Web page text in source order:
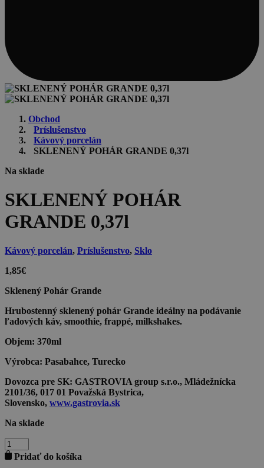
Obchod
Príslušenstvo
Kávový porcelán
SKLENENÝ POHÁR GRANDE 0,37l
Na sklade
SKLENENÝ POHÁR
GRANDE 0,37l
Kávový porcelán, Príslušenstvo, Sklo
1,85€
Sklenený Pohár Grande
Hrubostenný sklenený pohár Grande ideálny na podávanie
ľadových káv, smoothie, frappé, milkshakes.
Objem: 370ml
Výrobca: Pasabahce, Turecko
Dovozca pre SK: GASTROVIA group s.r.o., Mládežnícka
2101/36, 017 01 Považská Bystrica,
Slovensko, www.gastrovia.sk
Na sklade
množstvo
SKLENENÝ
Pridať do košíka